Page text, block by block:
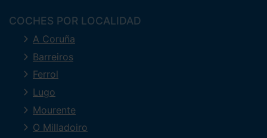
COCHES POR LOCALIDAD
A Coruña
Barreiros
Ferrol
Lugo
Mourente
O Milladoiro